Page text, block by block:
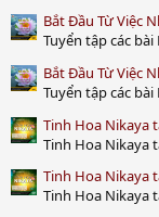
Bắt Đầu Từ Việc
Tuyển tập các
Bắt Đầu Từ Việc
Tuyển tập các
Tinh Hoa Nikaya
Tinh Hoa Nikaya
Tinh Hoa Nikaya
Tinh Hoa Nikaya